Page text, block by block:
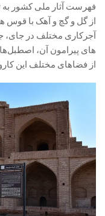
فهرست آثار ملی کشور
از گل و گچ و آهک با قوس
آجرکاری مختلف در جای،
های پیرامون آن،
از فضاهای مختلف این